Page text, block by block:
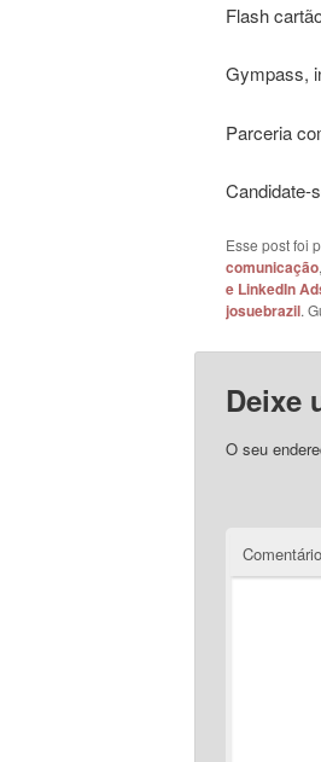
Flash
Gympass,
Parceria
Candidate-
Esse post foi
comunicação,
e LinkedIn
josuebrazil.
Deixe
O seu
Comentário